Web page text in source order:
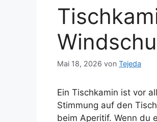
Mai 18, 2026 von Tejeda
Ein Tischkamin ist vor
Stimmung auf den
beim Aperitif. Wenn du